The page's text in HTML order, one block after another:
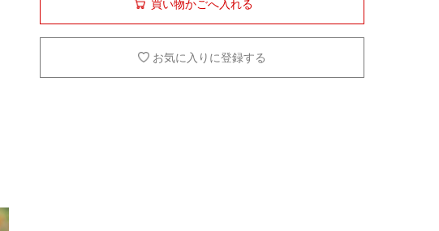
買い物かごへ入れる
お気に入りに登録する